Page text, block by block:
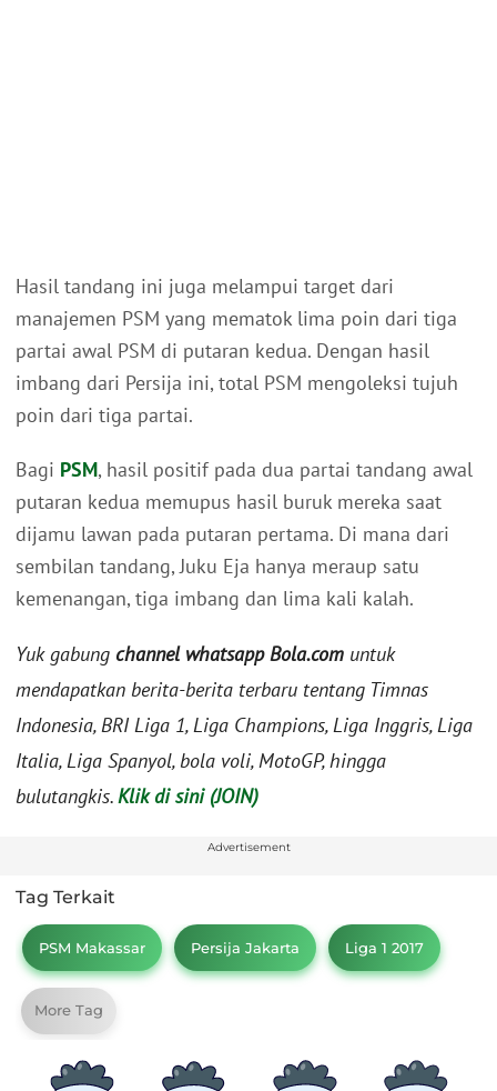
Hasil tandang ini juga melampui target dari
manajemen PSM yang mematok lima poin dari tiga
partai awal PSM di putaran kedua. Dengan hasil
imbang dari Persija ini, total PSM mengoleksi tujuh
poin dari tiga partai.
Bagi PSM, hasil positif pada dua partai tandang awal
putaran kedua memupus hasil buruk mereka saat
dijamu lawan pada putaran pertama. Di mana dari
sembilan tandang, Juku Eja hanya meraup satu
kemenangan, tiga imbang dan lima kali kalah.
Yuk gabung channel whatsapp Bola.com untuk
mendapatkan berita-berita terbaru tentang Timnas
Indonesia, BRI Liga 1, Liga Champions, Liga Inggris, Liga
Italia, Liga Spanyol, bola voli, MotoGP, hingga
bulutangkis. Klik di sini (JOIN)
Advertisement
Tag Terkait
PSM Makassar Persija Jakarta Liga 1 2017
More Tag